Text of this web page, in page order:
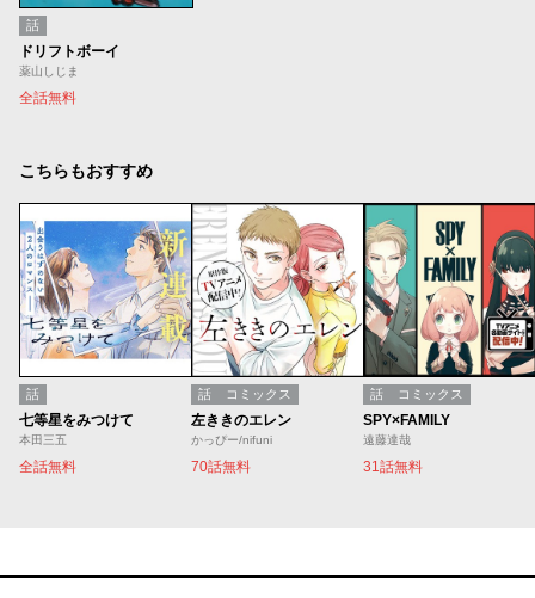
話
ドリフトボーイ
薬山しじま
全話無料
こちらもおすすめ
話
七等星をみつけて
本田三五
全話無料
話 コミックス
左ききのエレン
かっぴー/nifuni
70話無料
話 コミックス
SPY×FAMILY
遠藤達哉
31話無料